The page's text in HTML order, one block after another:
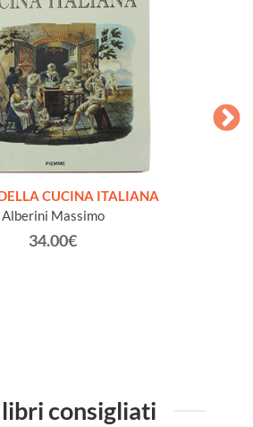
CUCINA ITALIANA
Alberini Massimo
34.00€
consigliati